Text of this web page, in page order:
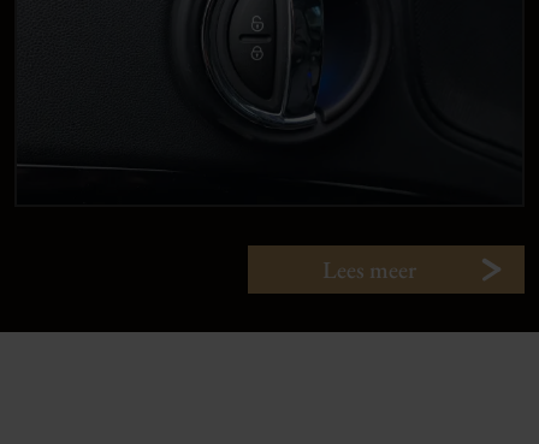
Lees meer